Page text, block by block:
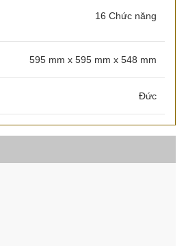
16 Chức năng
595 mm x 595 mm x 548 mm
Đức